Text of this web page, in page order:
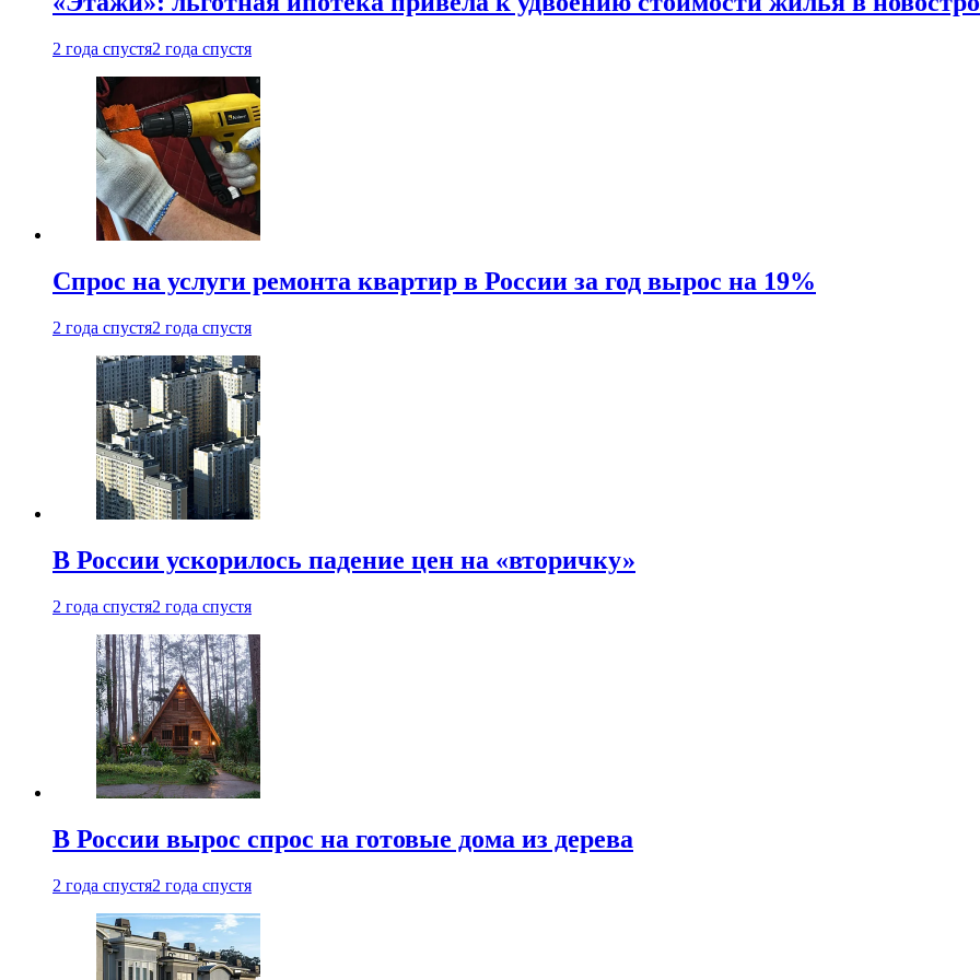
2 года спустя2 года спустя
Спрос на услуги ремонта квартир в России за год вырос на 19%
2 года спустя2 года спустя
В России ускорилось падение цен на «вторичку»
2 года спустя2 года спустя
В России вырос спрос на готовые дома из дерева
2 года спустя2 года спустя